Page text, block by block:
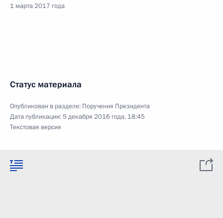
1 марта 2017 года
Статус материала
Опубликован в разделе: Поручения Президента
Дата публикации:5 декабря 2016 года, 18:45
Текстовая версия